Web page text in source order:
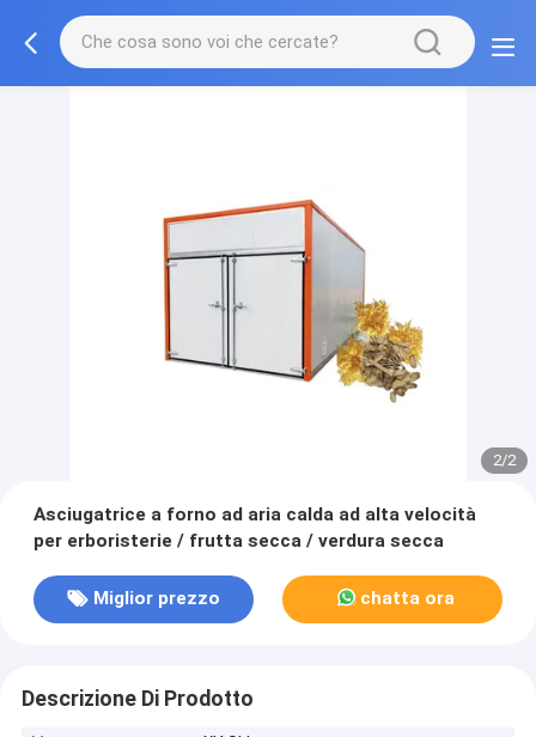
2/2
Asciugatrice a forno ad aria calda ad alta velocità
per erboristerie / frutta secca / verdura secca
Miglior prezzo chatta ora
Descrizione Di Prodotto